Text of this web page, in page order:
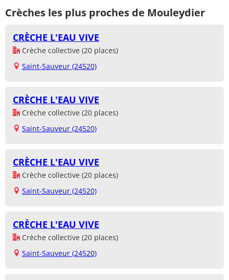
Crèches les plus proches de Mouleydier
CRÈCHE L'EAU VIVE
Crèche collective (20 places)
Saint-Sauveur (24520)
CRÈCHE L'EAU VIVE
Crèche collective (20 places)
Saint-Sauveur (24520)
CRÈCHE L'EAU VIVE
Crèche collective (20 places)
Saint-Sauveur (24520)
CRÈCHE L'EAU VIVE
Crèche collective (20 places)
Saint-Sauveur (24520)